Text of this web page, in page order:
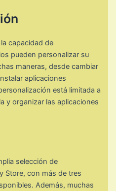
capacidad de
pueden personalizar su
maneras, desde cambiar
aplicaciones
está limitada a
y organizar las aplicaciones
selección de
Store, con más de tres
Además, muchas